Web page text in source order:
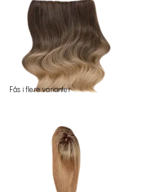
Fås i flere varianter